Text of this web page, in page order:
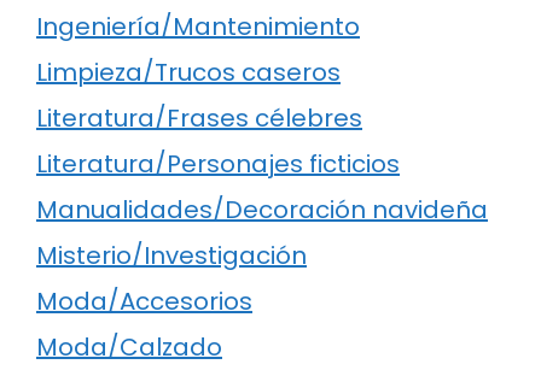
Ingeniería/Mantenimiento
Limpieza/Trucos caseros
Literatura/Frases célebres
Literatura/Personajes ficticios
Manualidades/Decoración navideña
Misterio/Investigación
Moda/Accesorios
Moda/Calzado